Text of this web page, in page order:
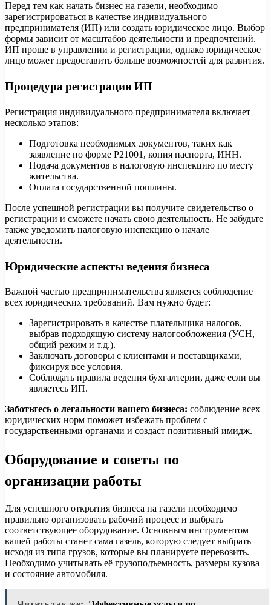
Перед тем как начать бизнес на газели, необходимо
зарегистрироваться в качестве индивидуального
предпринимателя (ИП) или создать юридическое лицо. Выбор
формы зависит от масштабов деятельности и предпочтений.
ИП проще в управлении и регистрации, однако юридическое
лицо может предоставить больше возможностей для развития.
Процедура регистрации ИП
Регистрация индивидуального предпринимателя включает
несколько этапов:
Подготовка необходимых документов, таких как
заявление по форме Р21001, копия паспорта, ИНН.
Подача документов в налоговую инспекцию по месту
жительства.
Оплата государственной пошлины.
После успешной регистрации вы получите свидетельство о
регистрации и сможете начать свою деятельность. Не забудьте
также уведомить налоговую инспекцию о начале
деятельности.
Юридические аспекты ведения бизнеса
Важной частью предпринимательства является соблюдение
всех юридических требований. Вам нужно будет:
Зарегистрировать в качестве плательщика налогов,
выбрав подходящую систему налогообложения (УСН,
общий режим и т.д.).
Заключать договоры с клиентами и поставщиками,
фиксируя все условия.
Соблюдать правила ведения бухгалтерии, даже если вы
являетесь ИП.
Заботьтесь о легальности вашего бизнеса: соблюдение всех
юридических норм поможет избежать проблем с
государственными органами и создаст позитивный имидж.
Оборудование и советы по
организации работы
Для успешного открытия бизнеса на газели необходимо
правильно организовать рабочий процесс и выбрать
соответствующее оборудование. Основным инструментом
вашей работы станет сама газель, которую следует выбрать
исходя из типа грузов, которые вы планируете перевозить.
Необходимо учитывать её грузоподъемность, размеры кузова
и состояние автомобиля.